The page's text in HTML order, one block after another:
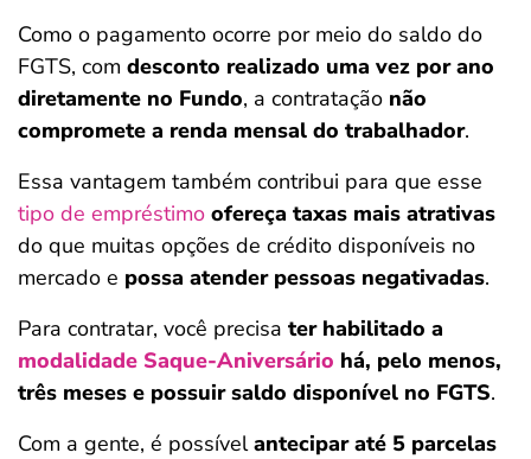
Como o pagamento ocorre por meio do saldo do
FGTS, com desconto realizado uma vez por ano
diretamente no Fundo, a contratação não
compromete a renda mensal do trabalhador.
Essa vantagem também contribui para que esse
tipo de empréstimo ofereça taxas mais atrativas
do que muitas opções de crédito disponíveis no
mercado e possa atender pessoas negativadas.
Para contratar, você precisa ter habilitado a
modalidade Saque-Aniversário há, pelo menos,
três meses e possuir saldo disponível no FGTS.
Com a gente, é possívelantecipar até 5 parcelas